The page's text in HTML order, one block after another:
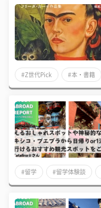
#Z世代Pick #本・書籍
#留学 #留学体験談